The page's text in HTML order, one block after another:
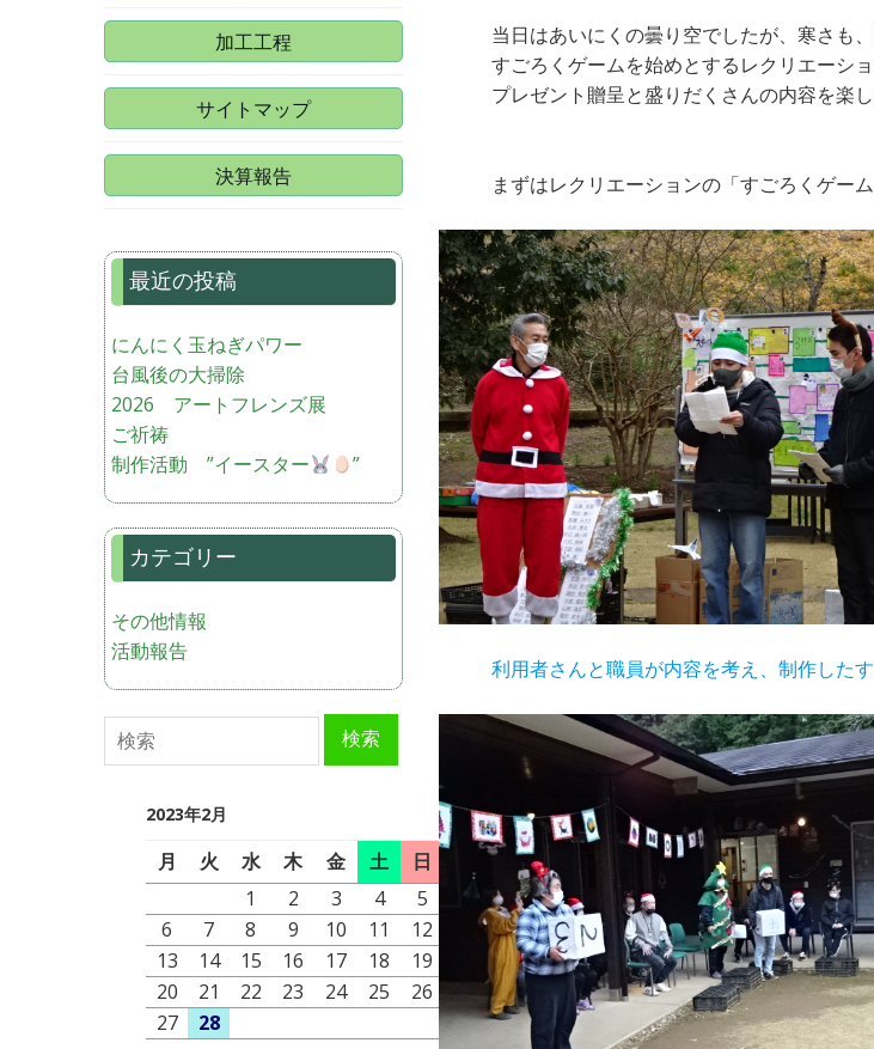
加工工程
サイトマップ
決算報告
最近の投稿
にんにく玉ねぎパワー
台風後の大掃除
2026 アートフレンズ展
ご祈祷
制作活動 ”イースター
”
カテゴリー
その他情報
活動報告
検索 検索
2023年2月
月 火 水 木 金 土
日
1
2 3 4
5
6
7 8 9 10 11
12
13
14 15 16 17 18
19
20
21 22 23 24 25
26
27
28
当日はあいにくの曇り空でしたが、寒さも
すごろくゲームを始めとするレクリエーシ
プレゼント贈呈と盛りだくさんの内容を楽し
まずはレクリエーションの「すごろくゲーム
利用者さんと職員が内容を考え、制作したす